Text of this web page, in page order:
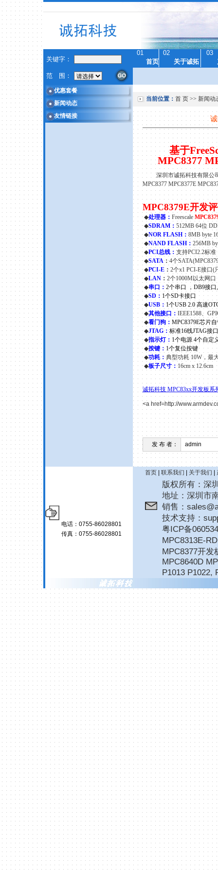
关键字：
范 围：
01 02
03
首页
关于诚拓
优惠套餐
新闻动态
友情链接
当前位置： 首 页>> 新闻动
基于
MPC8377
深圳市诚拓科技有限公
MPC8377 MPC8377E
MPC8379E开发
◆处理器： Freescale
◆SDRAM： 512MB 64位
◆NOR FLASH： 8MB byte
◆NAND FLASH： 256MB
◆PCI总线： 支持PCI2.2标准
◆SATA：4个
◆PCI-E： 2个x1 PCI-E接口(
◆LAN： 2个1000M 以太网口
◆串口： 2个串口 ， DB9接口
◆SD ： 1个SD卡接口
◆USB： 1个USB 2.0 高速
◆其他接口：IEEE1588、
◆看门狗： MPC8379E芯片自
◆JTAG：标准16线JTAG接口
◆指示灯： 1个电源4个自定
◆按键： 1个复位按键
◆功耗： 典型功耗10W，最
◆板子尺寸：16cmx 12.6cm
诚拓科技 MPC83xx开发板系
<a href=http://
发 布 者： admin
电话：0755-86028801
传真：0755-86028801
首页| 联系我们 关于我们
版权所有：深
地址：深圳市
销售：
技术支持：
粤ICP备
MPC8313E-
MPC8377开发
MPC8640D
P1013 P1022,